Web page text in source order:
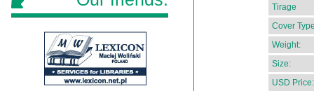
Tirage
Cover
Weight:
Size:
USD Price: